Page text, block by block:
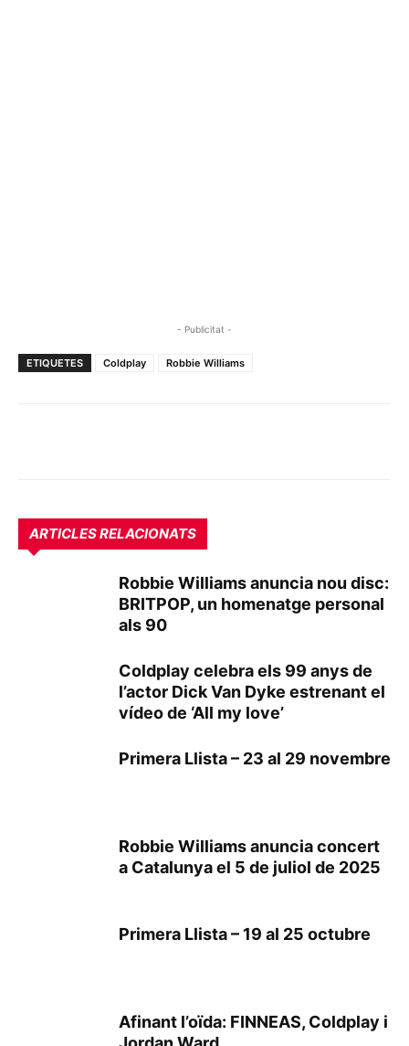
- Publicitat -
ETIQUETES Coldplay Robbie Williams
ARTICLES RELACIONATS
Robbie Williams anuncia nou disc:
BRITPOP, un homenatge personal
als 90
Coldplay celebra els 99 anys de
l’actor Dick Van Dyke estrenant el
vídeo de ‘All my love’
Primera Llista – 23 al 29 novembre
Robbie Williams anuncia concert
a Catalunya el 5 de juliol de 2025
Primera Llista – 19 al 25 octubre
Afinant l’oïda: FINNEAS, Coldplay i